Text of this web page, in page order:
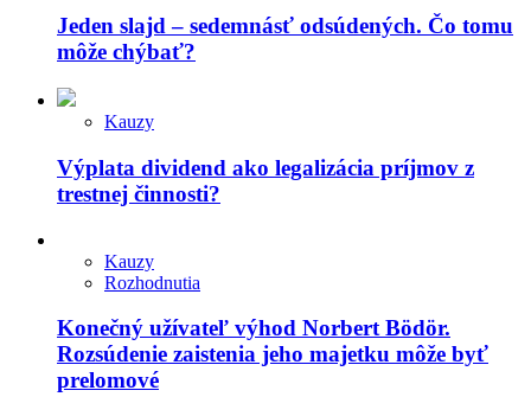
Jeden slajd – sedemnásť odsúdených. Čo tomu
môže chýbať?
Kauzy
Výplata dividend ako legalizácia príjmov z
trestnej činnosti?
Kauzy
Rozhodnutia
Konečný užívateľ výhod Norbert Bödör.
Rozsúdenie zaistenia jeho majetku môže byť
prelomové